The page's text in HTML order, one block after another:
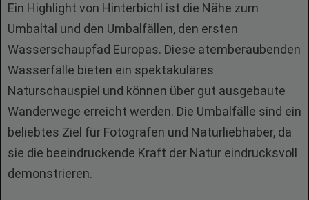
Ein Highlight von Hinterbichl ist die Nähe zum
Umbaltal und den Umbalfällen, den ersten
Wasserschaupfad Europas. Diese atemberaubenden
Wasserfälle bieten ein spektakuläres
Naturschauspiel und können über gut ausgebaute
Wanderwege erreicht werden. Die Umbalfälle sind ein
beliebtes Ziel für Fotografen und Naturliebhaber, da
sie die beeindruckende Kraft der Natur eindrucksvoll
demonstrieren.